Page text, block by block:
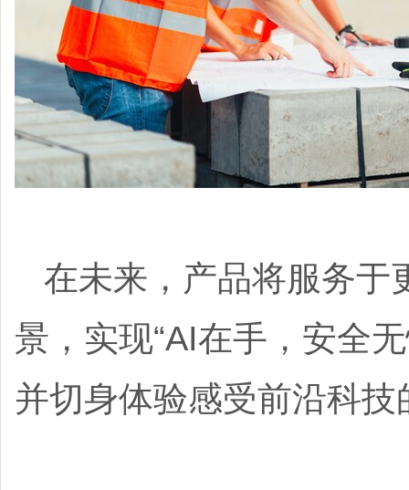
在未来，产品将服务于
景，实现“AI在手，安全
并切身体验感受前沿科技